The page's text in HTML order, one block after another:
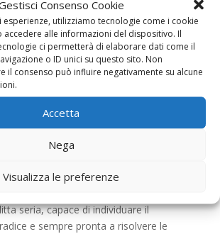
Consenso Cookie
utilizziamo tecnologie come i cookie
accedere alle informazioni del dispositivo. Il
ci permetterà di elaborare dati come il
o ID unici su questo sito. Non
il consenso può influire negativamente su alcune
Accetta
Nega
Visualizza le preferenze
Metro San Giovanni
qualsiasi tipo di guasto. Affidatevi alle
come già hanno fatto migliaia di
voi e sicuramente non dovrete più
questo tipo di problemi. Che sia notte
pieno, le nostre squadre possono
in qualsiasi tipo di condizione proprio
da persone altamente
e con un bagaglio d’esperienza
azienda specializzata in
seria, capace di individuare il
e sempre pronta a risolvere le